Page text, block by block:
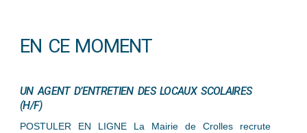
EN CE MOMENT
UN AGENT D’ENTRETIEN DES LOCAUX SCOLAIRES
(H/F)
POSTULER EN LIGNE La Mairie de Crolles recrute